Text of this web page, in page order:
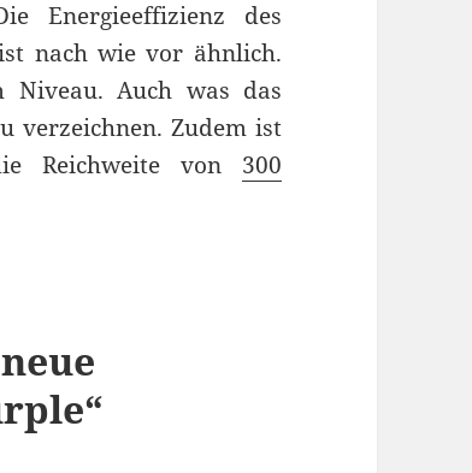
Energieeffizienz des
nach wie vor ähnlich.
Niveau. Auch was das
verzeichnen. Zudem ist
Reichweite von 300